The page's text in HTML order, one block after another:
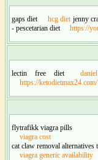
gaps diet hcg diet jenny
- pescetarian diet
https://
lectin free diet
https://ketodietmax24.com/
flytrafikk viagra pills
viagra cost
cat claw removal alternatives
viagra generic availability